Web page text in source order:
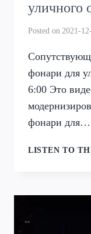
уличного
Posted on2021-
фонари для
6:00 Это
фонари для…
LISTEN TO